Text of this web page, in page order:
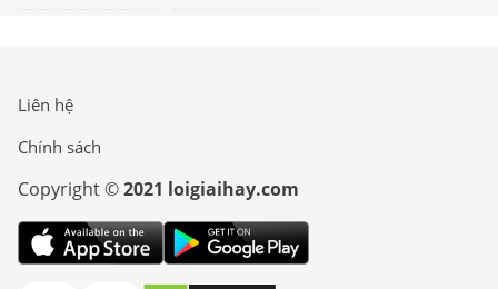
Liên hệ
Chính sách
Copyright ©2021 loigiaihay.com